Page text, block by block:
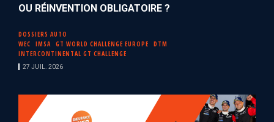
OU RÉINVENTION OBLIGATOIRE ?
DOSSIERS AUTO
WEC
IMSA GT WORLD CHALLENGE EUROPE
DTM
INTERCONTINENTAL GT CHALLENGE
27 JUIL. 2026